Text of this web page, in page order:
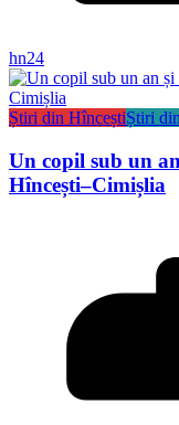
hn24
Știri din HînceștiȘtiri
Un copil sub un
Hîncești–Cimișlia